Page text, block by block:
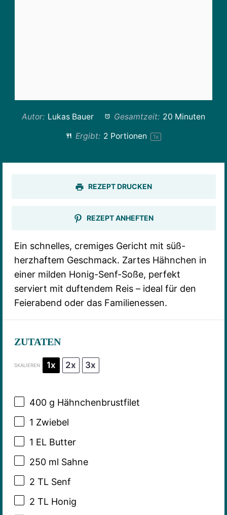
Autor: Lukas Bauer Gesamtzeit: 20 Minuten
Ergibt: 2 Portionen 1x
REZEPT DRUCKEN
REZEPT ANHEFTEN
Ein schnelles, cremiges Gericht mit süß-
herzhaftem Geschmack. Zartes Hähnchen in
einer milden Honig-Senf-Soße, perfekt
serviert mit duftendem Reis – ideal für den
Feierabend oder das Familienessen.
ZUTATEN
SKALIEREN 1x 2x 3x
400 g Hähnchenbrustfilet
1 Zwiebel
1 EL Butter
250ml Sahne
2 TL Senf
2 TL Honig